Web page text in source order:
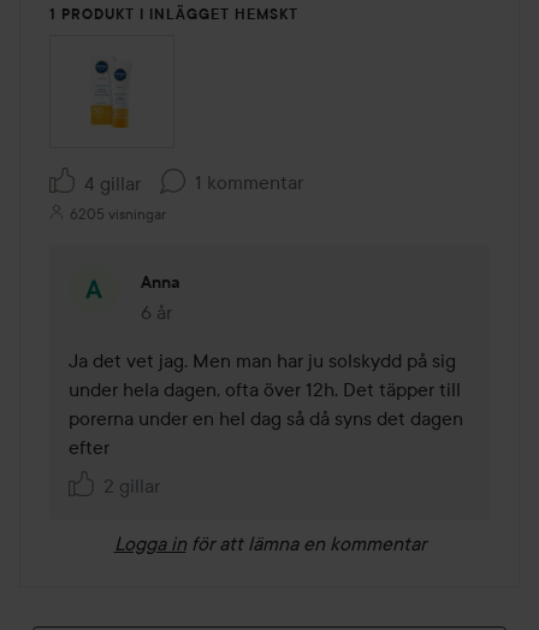
1 PRODUKT I INLÄGGET HEMSKT
4 gillar 1 kommentar
6205 visningar
Anna
6 år
Kommentaren lades 6 år
Ja det vet jag. Men man har ju solskydd på sig
under hela dagen, ofta över 12h. Det täpper till
porerna under en hel dag så då syns det dagen
efter
2 gillar
Logga in för att lämna en kommentar